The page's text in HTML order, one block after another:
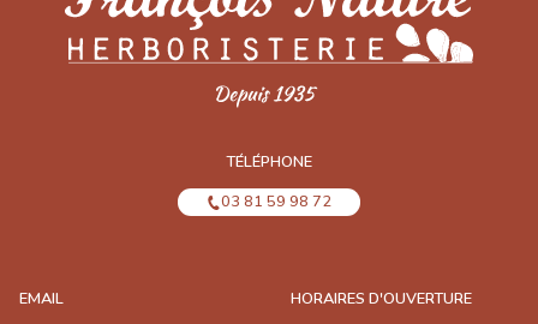
TÉLÉPHONE
03 81 59 98 72
EMAIL
HORAIRES D'OUVERTURE